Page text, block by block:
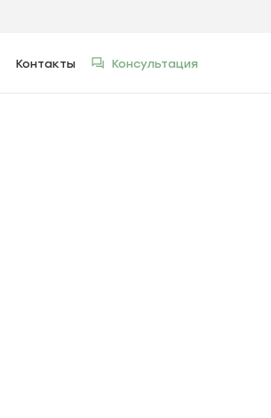
Контакты Консультация